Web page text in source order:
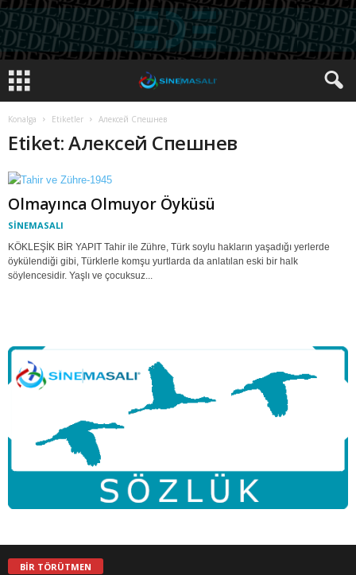
Konalga Etiketler Алексей Спешнев
Etiket: Алексей Спешнев
Olmayınca Olmuyor Öyküsü
SİNEMASALI
KÖKLEŞİK BİR YAPIT Tahir ile Zühre, Türk soylu hakların yaşadığı yerlerde
öykülendiği gibi, Türklerle komşu yurtlarda da anlatılan eski bir halk
söylencesidir. Yaşlı ve çocuksuz...
BİR TÖRÜTMEN